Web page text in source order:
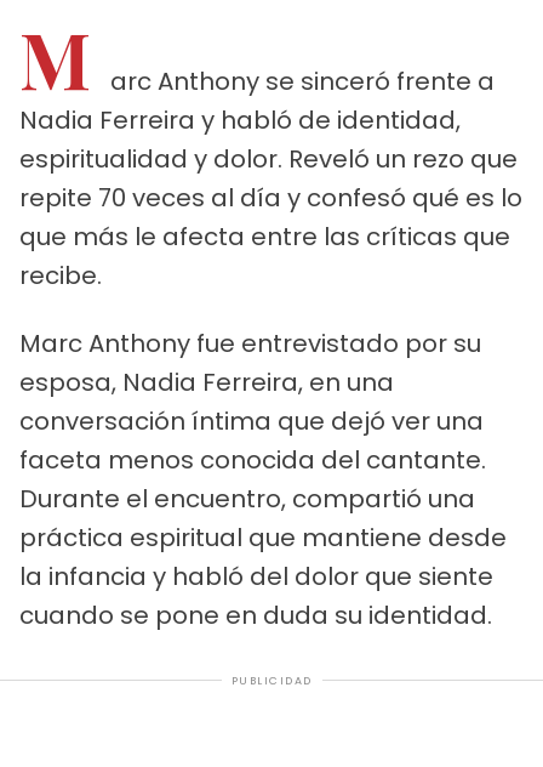
M
arc Anthony se sinceró frente a
Nadia Ferreira y habló de identidad,
espiritualidad y dolor. Reveló un rezo que
repite 70 veces al día y confesó qué es lo
que más le afecta entre las críticas que
recibe.
Marc Anthony fue entrevistado por su
esposa, Nadia Ferreira, en una
conversación íntima que dejó ver una
faceta menos conocida del cantante.
Durante el encuentro, compartió una
práctica espiritual que mantiene desde
la infancia y habló del dolor que siente
cuando se pone en duda su identidad.
PUBLICIDAD